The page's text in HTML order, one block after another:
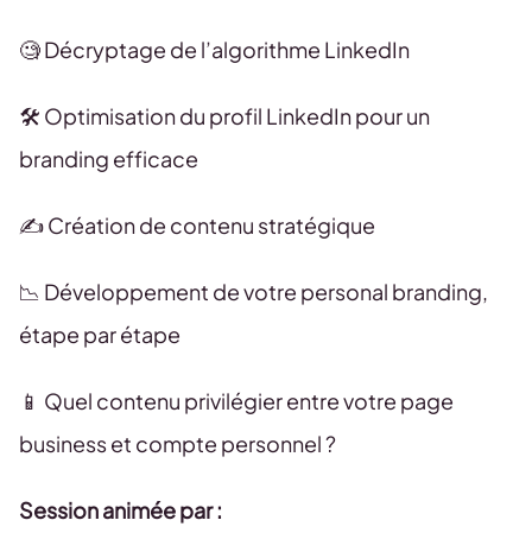
🧐 Décryptage de l’algorithme LinkedIn
🛠️ Optimisation du profil LinkedIn pour un
branding efficace
✍️ Création de contenu stratégique
📉 Développement de votre personal branding,
étape par étape
📱 Quel contenu privilégier entre votre page
business et compte personnel ?
Session animée par :